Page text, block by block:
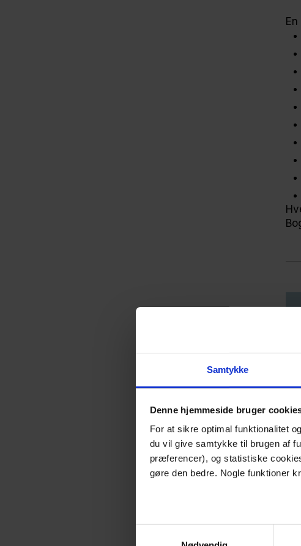
Samtykke
Denne hjemmeside bruger
For at sikre optimal funktionalitet
du vil give samtykke til brugen af
præferencer), og statistiske
gøre den bedre. Nogle funktioner